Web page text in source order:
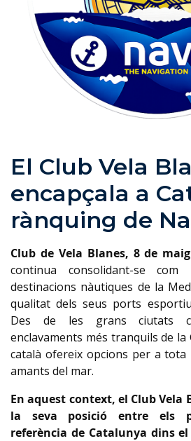
El Club Vela
encapçala a
rànquing de
Club de Vela Blanes, 8 de
continua consolidant-se
destinacions nàutiques de la
qualitat dels seus ports
Des de les grans ciutats
enclavaments més tranquils de
català ofereix opcions per a tota
amants del mar.
En aquest context, el Club Vela
la seva posició entre els
referència de Catalunya dins